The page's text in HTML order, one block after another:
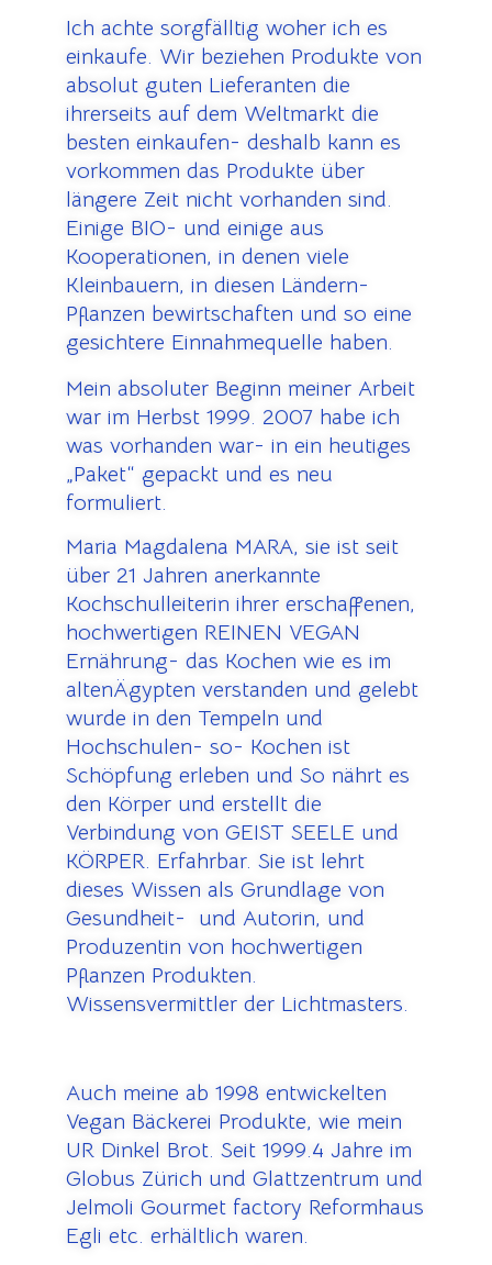
Ich achte sorgfälltig woher ich es
einkaufe. Wir beziehen Produkte von
absolut guten Lieferanten die
ihrerseits auf dem Weltmarkt die
besten einkaufen- deshalb kann es
vorkommen das Produkte über
längere Zeit nicht vorhanden sind.
Einige BIO- und einige aus
Kooperationen, in denen viele
Kleinbauern, in diesen Ländern-
Pflanzen bewirtschaften und so eine
gesichtere Einnahmequelle haben.
Mein absoluter Beginn meiner Arbeit
war im Herbst 1999. 2007 habe ich
was vorhanden war- in ein heutiges
„Paket“ gepackt und es neu
formuliert.
Maria Magdalena MARA, sie ist seit
über 21 Jahren anerkannte
Kochschulleiterin ihrer erschaffenen,
hochwertigen REINEN VEGAN
Ernährung- das Kochen wie es im
altenÄgypten verstanden und gelebt
wurde in den Tempeln und
Hochschulen- so- Kochen ist
Schöpfung erleben und So nährt es
den Körper und erstellt die
Verbindung von GEIST SEELE und
KÖRPER. Erfahrbar. Sie ist lehrt
dieses Wissen als Grundlage von
Gesundheit- und Autorin, und
Produzentin von hochwertigen
Pflanzen Produkten.
Wissensvermittler der Lichtmasters.
Auch meine ab 1998 entwickelten
Vegan Bäckerei Produkte, wie mein
UR Dinkel Brot. Seit 1999.4 Jahre im
Globus Zürich und Glattzentrum und
Jelmoli Gourmet factory Reformhaus
Egli etc. erhältlich waren.